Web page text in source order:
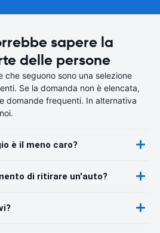
sapere la
delle persone
che seguono sono una selezione
Se la domanda non è elencata,
domande frequenti. In alternativa
è il meno caro?
di ritirare un'auto?